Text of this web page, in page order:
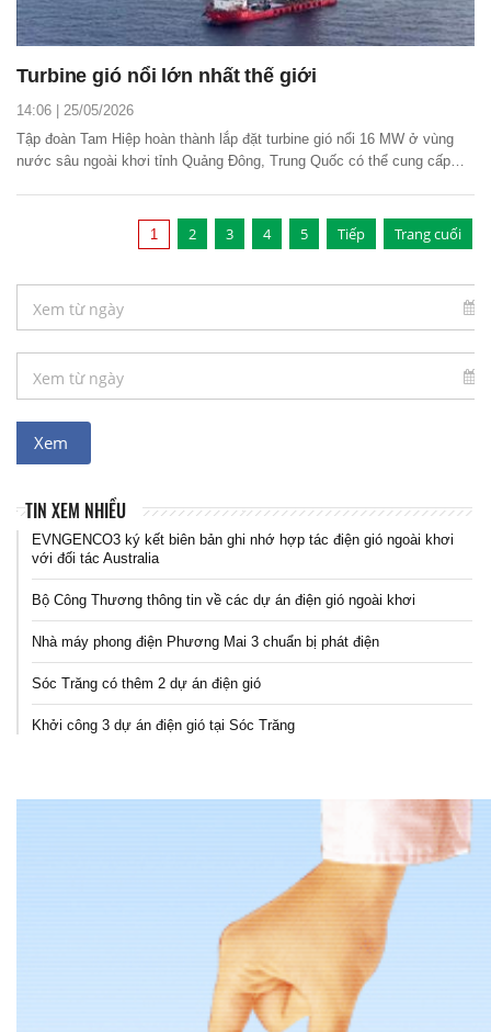
Turbine gió nổi lớn nhất thế giới
14:06 | 25/05/2026
Tập đoàn Tam Hiệp hoàn thành lắp đặt turbine gió nổi 16 MW ở vùng
nước sâu ngoài khơi tỉnh Quảng Đông, Trung Quốc có thể cung cấp
1 2 3 4 5 Tiếp Trang cuối
TIN XEM NHIỀU
EVNGENCO3 ký kết biên bản ghi nhớ hợp tác điện gió ngoài khơi
với đối tác Australia
Bộ Công Thương thông tin về các dự án điện gió ngoài khơi
Nhà máy phong điện Phương Mai 3 chuẩn bị phát điện
Sóc Trăng có thêm 2 dự án điện gió
Khởi công 3 dự án điện gió tại Sóc Trăng